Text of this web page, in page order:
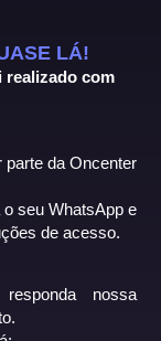
LÁ!
realizado com
parte da Oncenter
seu WhatsApp e
de acesso.
nossa